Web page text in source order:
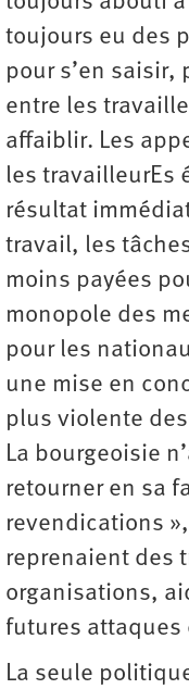
toujours eu des
pour s’en
entre les
affaiblir. Les
les travailleurEs
résultat
travail, les
moins payées
monopole des
pour les
une mise en
plus violente
La bourgeoisie
retourner en sa
revendications
reprenaient des
organisations,
futures attaques
La seule